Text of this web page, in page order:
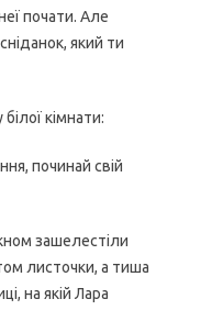
почати. Але
який ти
кімнати:
починай свій
зашелестіли
листочки, а тиша
на якій Лара